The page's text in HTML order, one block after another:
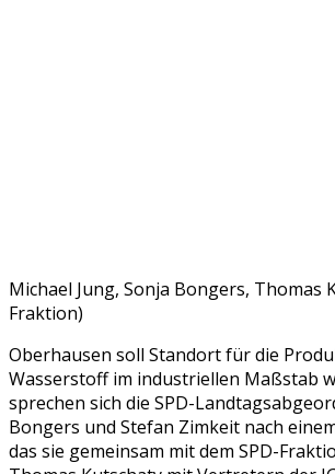
Michael Jung, Sonja Bongers, Thomas
Fraktion)
Oberhausen soll Standort für die
Wasserstoff im industriellen Maßstab
sprechen sich die SPD-
Bongers und Stefan Zimkeit nach
das sie gemeinsam mit dem SPD-